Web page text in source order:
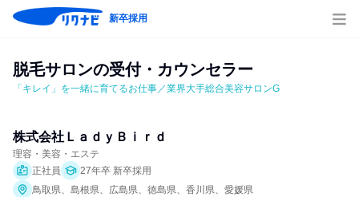
新卒採用
脱毛サロンの受付・カウンセラー
「キレイ」を一緒に育てるお仕事／業界大手総合美容サロンG
株式会社ＬａｄｙＢｉｒｄ
理容・美容・エステ
正社員
27年卒 新卒採用
鳥取県、島根県、広島県、徳島県、香川県、愛媛県